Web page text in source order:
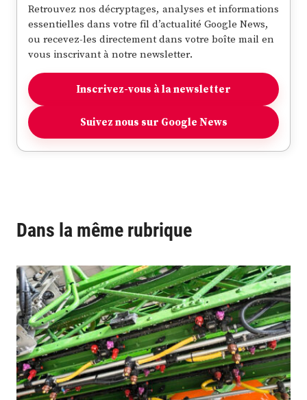
Retrouvez nos décryptages, analyses et informations
essentielles dans votre fil d’actualité Google News,
ou recevez-les directement dans votre boîte mail en
vous inscrivant à notre newsletter.
Inscrivez-vous à la newsletter
Suivez nous sur Google News
Dans la même rubrique